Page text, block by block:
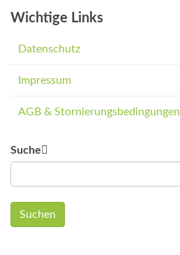
Wichtige Links
Datenschutz
Impressum
AGB & Stornierungsbedingungen
Suche
Suchen